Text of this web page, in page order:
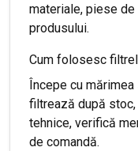
materiale, piese
produsului.
Cum folosesc
Începe cu
filtrează după
tehnice, verifică
de comandă.